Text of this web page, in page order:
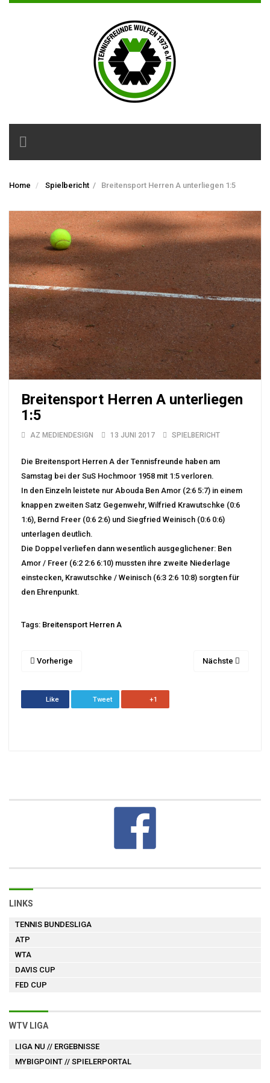
Toggle
navigation
Home Spielbericht / Breitensport Herren A unterliegen 1:5
Breitensport Herren A unterliegen
1:5
AZ MEDIENDESIGN 13 JUNI 2017 SPIELBERICHT
Die Breitensport Herren A der Tennisfreunde haben am
Samstag bei der SuS Hochmoor 1958 mit 1:5 verloren.
In den Einzeln leistete nur Abouda Ben Amor (2:6 5:7) in einem
knappen zweiten Satz Gegenwehr, Wilfried Krawutschke (0:6
1:6), Bernd Freer (0:6 2:6) und Siegfried Weinisch (0:6 0:6)
unterlagen deutlich.
Die Doppel verliefen dann wesentlich ausgeglichener: Ben
Amor / Freer (6:2 2:6 6:10) mussten ihre zweite Niederlage
einstecken, Krawutschke / Weinisch (6:3 2:6 10:8) sorgten für
den Ehrenpunkt.
Tags: Breitensport Herren A
Vorherige Nächste
Like Tweet +1
LINKS
TENNIS BUNDESLIGA
ATP
WTA
DAVIS CUP
FED CUP
WTV LIGA
LIGA NU // ERGEBNISSE
MYBIGPOINT // SPIELERPORTAL